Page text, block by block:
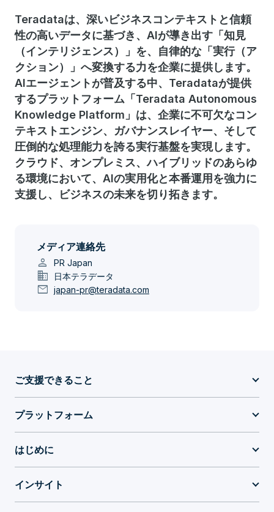
Teradataは、深いビジネスコンテキストと信頼
性の高いデータに基づき、AIが導き出す「知見
（インテリジェンス）」を、自律的な「実行（ア
クション）」へ変換する力を企業に提供します。
AIエージェントが普及する中、Teradataが提供
するプラットフォーム「Teradata Autonomous
Knowledge Platform」は、企業に不可欠なコン
テキストエンジン、ガバナンスレイヤー、そして
圧倒的な処理能力を誇る実行基盤を実現します。
クラウド、オンプレミス、ハイブリッドのあらゆ
る環境において、AIの実用化と本番運用を強力に
支援し、ビジネスの未来を切り拓きます。
メディア連絡先
person PR Japan
domain 日本テラデータ
mail japan-pr@teradata.com
ご支援できること
プラットフォーム
はじめに
インサイト